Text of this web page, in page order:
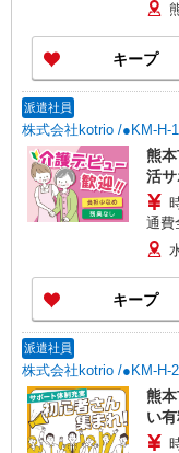
キープ
派遣社員
株式会社kotrio /●KM-H-
熊
活
通費
キープ
派遣社員
株式会社kotrio /●KM-H-
熊
い